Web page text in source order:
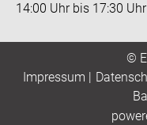
14:00 Uhr bis 17:30 Uhr
©
Impressum
p